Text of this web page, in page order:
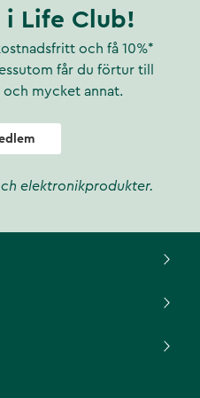
i Life Club!
och få 10%*
får du förtur till
mycket annat.
elektronikprodukter.